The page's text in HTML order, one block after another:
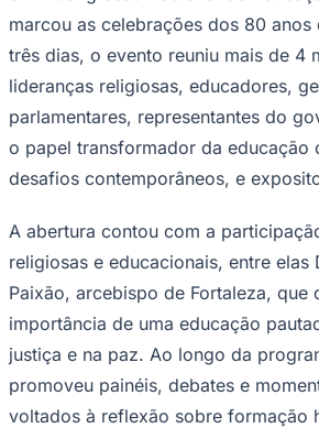
marcou as celebrações dos 80 anos
três dias, o evento reuniu mais de 4
lideranças religiosas, educadores,
parlamentares, representantes do
o papel transformador da educação
desafios contemporâneos, e
A abertura contou com a
religiosas e educacionais, entre elas
Paixão, arcebispo de Fortaleza, que
importância de uma educação
justiça e na paz. Ao longo da
promoveu painéis, debates e
voltados à reflexão sobre formação